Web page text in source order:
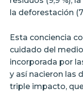
la deforestación
Esta conciencia
cuidado del
incorporada por
y así nacieron las
triple impacto,